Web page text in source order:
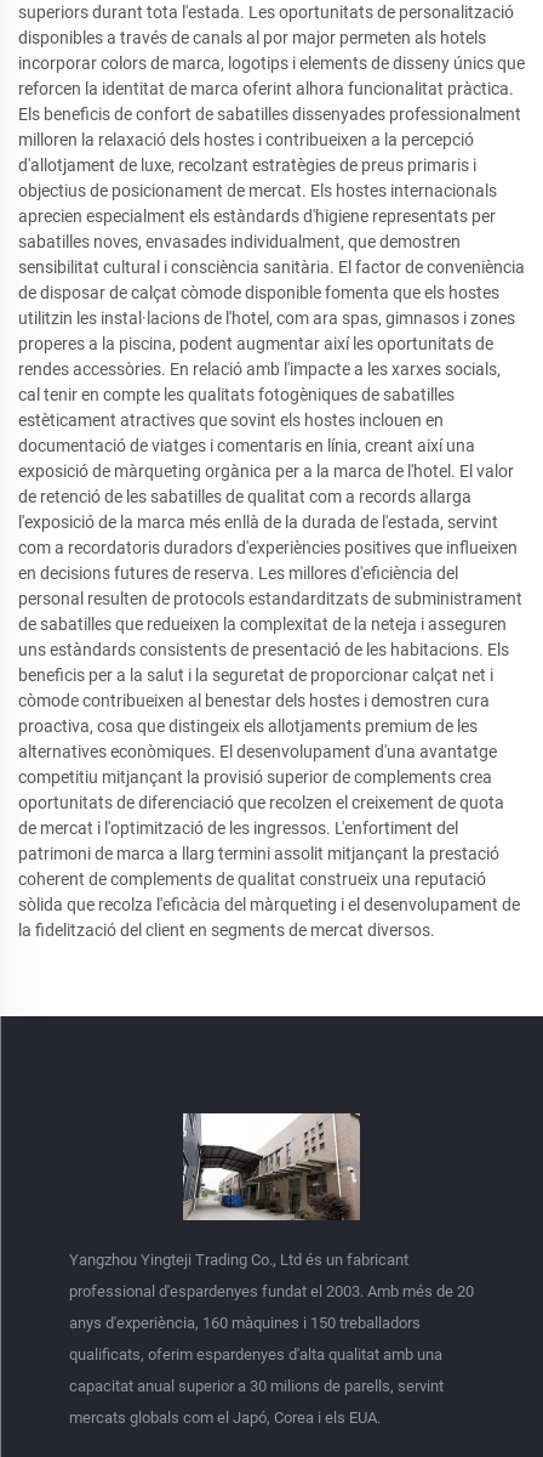
superiors durant tota l'estada. Les oportunitats de personalització
disponibles a través de canals al por major permeten als hotels
incorporar colors de marca, logotips i elements de disseny únics que
reforcen la identitat de marca oferint alhora funcionalitat pràctica.
Els beneficis de confort de sabatilles dissenyades professionalment
milloren la relaxació dels hostes i contribueixen a la percepció
d'allotjament de luxe, recolzant estratègies de preus primaris i
objectius de posicionament de mercat. Els hostes internacionals
aprecien especialment els estàndards d'higiene representats per
sabatilles noves, envasades individualment, que demostren
sensibilitat cultural i consciència sanitària. El factor de conveniència
de disposar de calçat còmode disponible fomenta que els hostes
utilitzin les instal·lacions de l'hotel, com ara spas, gimnasos i zones
properes a la piscina, podent augmentar així les oportunitats de
rendes accessòries. En relació amb l'impacte a les xarxes socials,
cal tenir en compte les qualitats fotogèniques de sabatilles
estèticament atractives que sovint els hostes inclouen en
documentació de viatges i comentaris en línia, creant així una
exposició de màrqueting orgànica per a la marca de l'hotel. El valor
de retenció de les sabatilles de qualitat com a records allarga
l'exposició de la marca més enllà de la durada de l'estada, servint
com a recordatoris duradors d'experiències positives que influeixen
en decisions futures de reserva. Les millores d'eficiència del
personal resulten de protocols estandarditzats de subministrament
de sabatilles que redueixen la complexitat de la neteja i asseguren
uns estàndards consistents de presentació de les habitacions. Els
beneficis per a la salut i la seguretat de proporcionar calçat net i
còmode contribueixen al benestar dels hostes i demostren cura
proactiva, cosa que distingeix els allotjaments premium de les
alternatives econòmiques. El desenvolupament d'una avantatge
competitiu mitjançant la provisió superior de complements crea
oportunitats de diferenciació que recolzen el creixement de quota
de mercat i l'optimització de les ingressos. L'enfortiment del
patrimoni de marca a llarg termini assolit mitjançant la prestació
coherent de complements de qualitat construeix una reputació
sòlida que recolza l'eficàcia del màrqueting i el desenvolupament de
la fidelització del client en segments de mercat diversos.
Yangzhou Yingteji Trading Co., Ltd és un fabricant
professional d'espardenyes fundat el 2003. Amb més de 20
anys d'experiència, 160 màquines i 150 treballadors
qualificats, oferim espardenyes d'alta qualitat amb una
capacitat anual superior a 30 milions de parells, servint
mercats globals com el Japó, Corea i els EUA.